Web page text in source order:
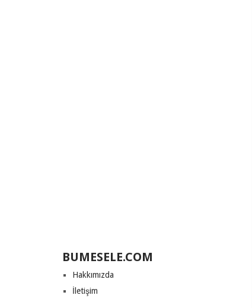
BUMESELE.COM
Hakkımızda
İletişim